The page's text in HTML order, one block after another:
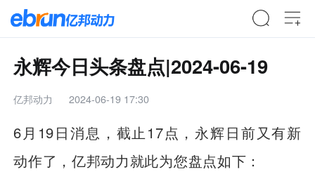
永辉今日头条盘点|2024-06-19
亿邦动力 2024-06-19 17:30
6月19日消息，截止17点，永辉日前又有新
动作了，亿邦动力就此为您盘点如下：